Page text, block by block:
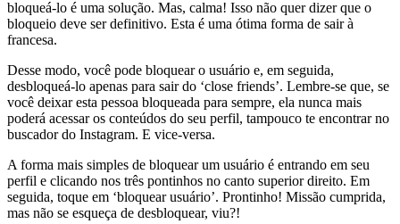
bloqueá-lo é uma solução. Mas, calma! Isso não quer dizer que o
bloqueio deve ser definitivo. Esta é uma ótima forma de sair à
francesa.
Desse modo, você pode bloquear o usuário e, em seguida,
desbloqueá-lo apenas para sair do ‘close friends’. Lembre-se que, se
você deixar esta pessoa bloqueada para sempre, ela nunca mais
poderá acessar os conteúdos do seu perfil, tampouco te encontrar no
buscador do Instagram. E vice-versa.
A forma mais simples de bloquear um usuário é entrando em seu
perfil e clicando nos três pontinhos no canto superior direito. Em
seguida, toque em ‘bloquear usuário’. Prontinho! Missão cumprida,
mas não se esqueça de desbloquear, viu?!